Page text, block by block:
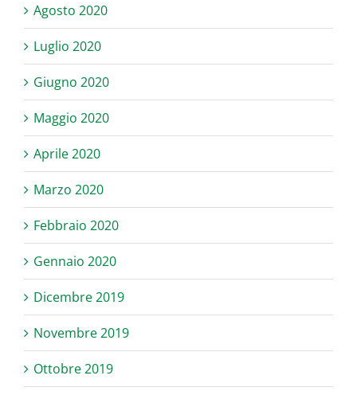
Agosto 2020
Luglio 2020
Giugno 2020
Maggio 2020
Aprile 2020
Marzo 2020
Febbraio 2020
Gennaio 2020
Dicembre 2019
Novembre 2019
Ottobre 2019